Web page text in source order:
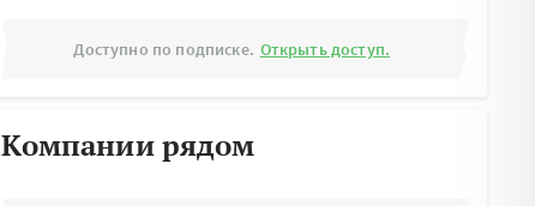
Доступно по подписке. Открыть доступ.
Компании рядом